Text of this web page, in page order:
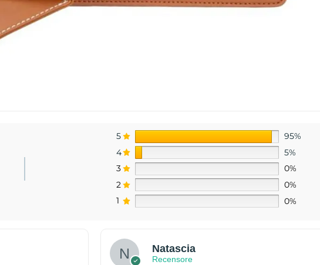
5
95%
4
5%
3
0%
2
0%
1
0%
Natascia
Recensore